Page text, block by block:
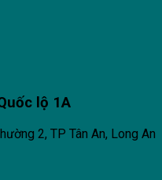
lộ 1A
2, TP Tân An, Long An